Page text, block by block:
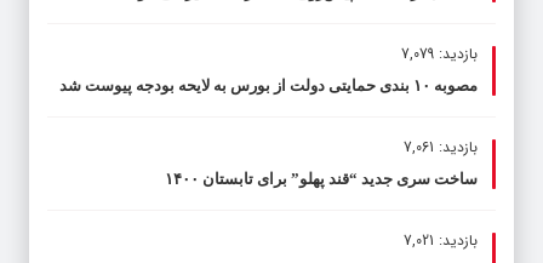
بازدید: 7,079
مصوبه ۱۰ بندی حمایتی دولت از بورس به لایحه بودجه پیوست شد
بازدید: 7,061
ساخت سری جدید “قند پهلو” برای تابستان ۱۴۰۰
بازدید: 7,021